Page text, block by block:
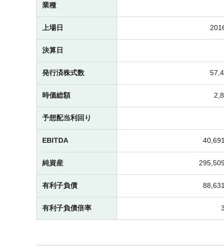
業種
上場日
決算日
発行済株式数
時価総額
予想配当利回り
EBITDA
純資産
有利子負債
有利子負債倍率